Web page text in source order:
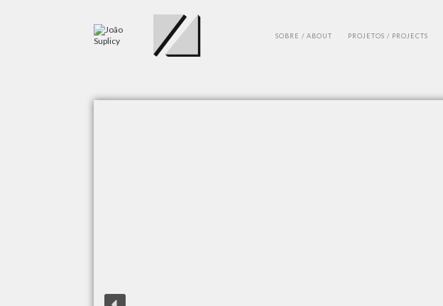
SOBRE / ABOUT PROJETOS / PROJECTS